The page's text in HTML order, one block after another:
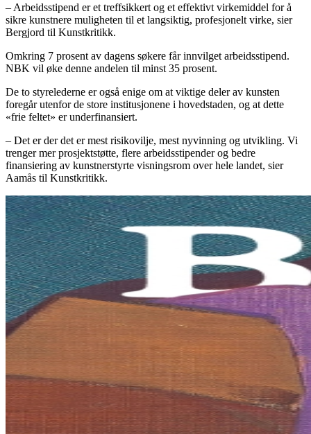
– Arbeidsstipend er et treffsikkert og et effektivt virkemiddel for å
sikre kunstnere muligheten til et langsiktig, profesjonelt virke, sier
Bergjord til Kunstkritikk.
Omkring 7 prosent av dagens søkere får innvilget arbeidsstipend.
NBK vil øke denne andelen til minst 35 prosent.
De to styrelederne er også enige om at viktige deler av kunsten
foregår utenfor de store institusjonene i hovedstaden, og at dette
«frie feltet» er underfinansiert.
– Det er der det er mest risikovilje, mest nyvinning og utvikling. Vi
trenger mer prosjektstøtte, flere arbeidsstipender og bedre
finansiering av kunstnerstyrte visningsrom over hele landet, sier
Aamås til Kunstkritikk.